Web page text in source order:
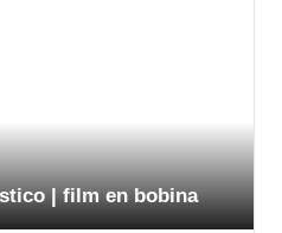
| film en bobina